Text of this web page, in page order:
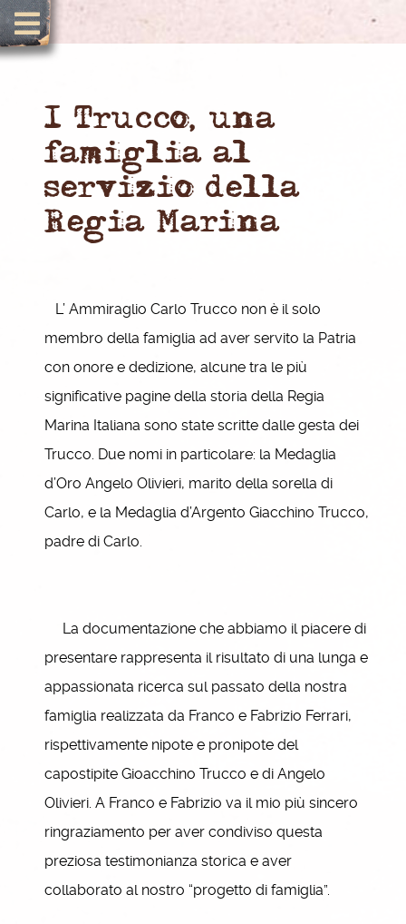
I Trucco, una
famiglia al
servizio della
Regia Marina
L’ Ammiraglio Carlo Trucco non è il solo
membro della famiglia ad aver servito la Patria
con onore e dedizione, alcune tra le più
significative pagine della storia della Regia
Marina Italiana sono state scritte dalle gesta dei
Trucco. Due nomi in particolare: la Medaglia
d’Oro Angelo Olivieri, marito della sorella di
Carlo, e la Medaglia d’Argento Giacchino Trucco,
padre di Carlo.
La documentazione che abbiamo il piacere di
presentare rappresenta il risultato di una lunga e
appassionata ricerca sul passato della nostra
famiglia realizzata da Franco e Fabrizio Ferrari,
rispettivamente nipote e pronipote del
capostipite Gioacchino Trucco e di Angelo
Olivieri. A Franco e Fabrizio va il mio più sincero
ringraziamento per aver condiviso questa
preziosa testimonianza storica e aver
collaborato al nostro “progetto di famiglia”.